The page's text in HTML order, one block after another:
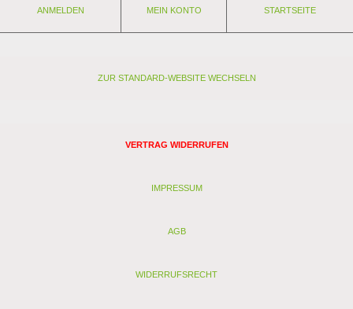
ANMELDEN MEIN KONTO STARTSEITE
ZUR STANDARD-WEBSITE WECHSELN
VERTRAG WIDERRUFEN
IMPRESSUM
AGB
WIDERRUFSRECHT